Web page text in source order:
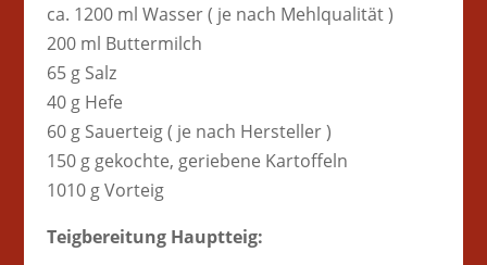
ca. 1200 ml Wasser ( je nach Mehlqualität )
200 ml Buttermilch
65 g Salz
40 g Hefe
60 g Sauerteig ( je nach Hersteller )
150 g gekochte, geriebene Kartoffeln
1010 g Vorteig
Teigbereitung Hauptteig: